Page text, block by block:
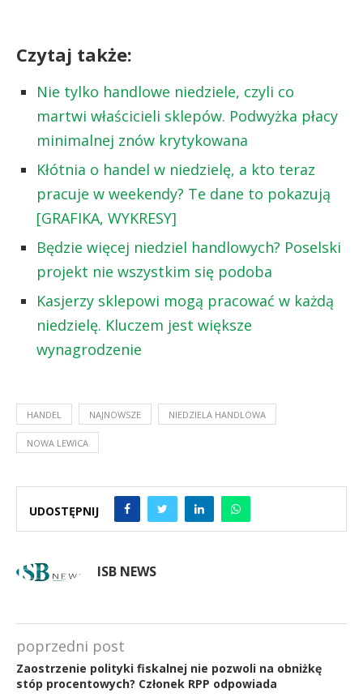
Czytaj także:
Nie tylko handlowe niedziele, czyli co
martwi właścicieli sklepów. Podwyżka płacy
minimalnej znów krytykowana
Kłótnia o handel w niedzielę, a kto teraz
pracuje w weekendy? Te dane to pokazują
[GRAFIKA, WYKRESY]
Będzie więcej niedziel handlowych? Poselski
projekt nie wszystkim się podoba
Kasjerzy sklepowi mogą pracować w każdą
niedzielę. Kluczem jest większe
wynagrodzenie
HANDEL NAJNOWSZE NIEDZIELA HANDLOWA
NOWA LEWICA
UDOSTĘPNIJ
ISB NEWS
poprzedni post
Zaostrzenie polityki fiskalnej nie pozwoli na obniżkę
stóp procentowych? Członek RPP odpowiada